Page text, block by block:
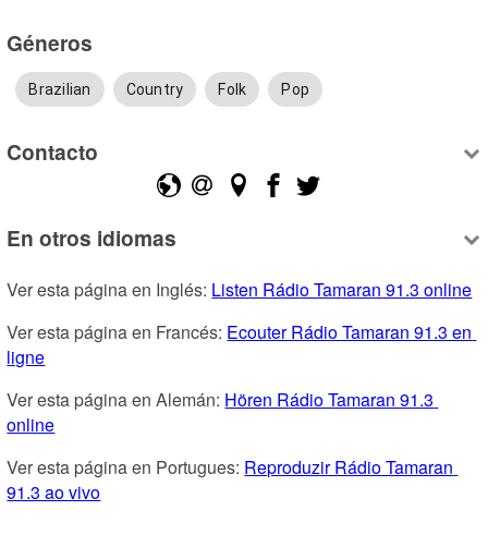
Géneros
Brazilian Country Folk Pop
Contacto
En otros idiomas
Ver esta página en Inglés: Listen Rádio Tamaran 91.3 online
Ver esta página en Francés: Ecouter Rádio Tamaran 91.3 en
ligne
Ver esta página en Alemán: Hören Rádio Tamaran 91.3
online
Ver esta página en Portugues: Reproduzir Rádio Tamaran
91.3 ao vivo